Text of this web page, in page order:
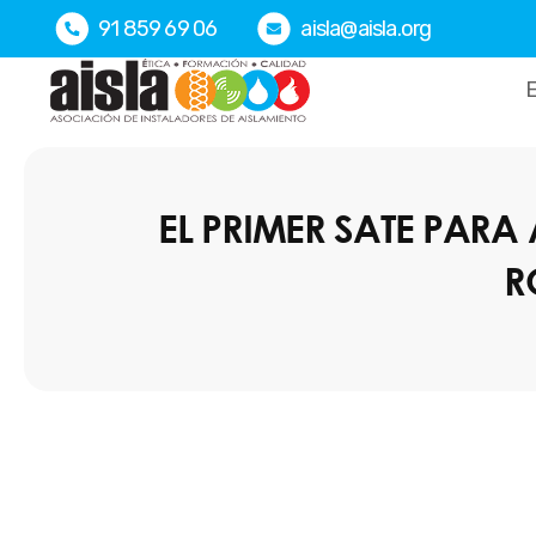
contenido
91 859 69 06 aisla@aisla.org
EL PRIMER SATE